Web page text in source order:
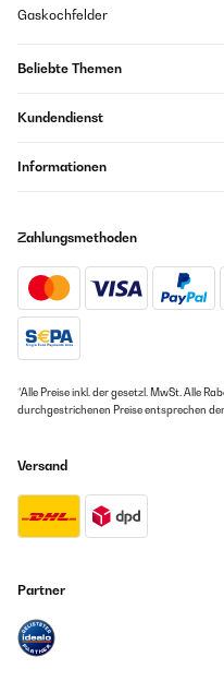
Gaskochfelder
Beliebte Themen
Kundendienst
Informationen
Zahlungsmethoden
*Alle Preise inkl. der gesetzl. MwSt. Alle
durchgestrichenen Preise entsprechen
Versand
Partner